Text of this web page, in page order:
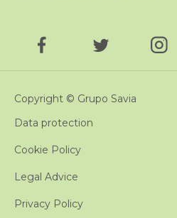
Copyright © Grupo Savia
Data protection
Cookie Policy
Legal Advice
Privacy Policy